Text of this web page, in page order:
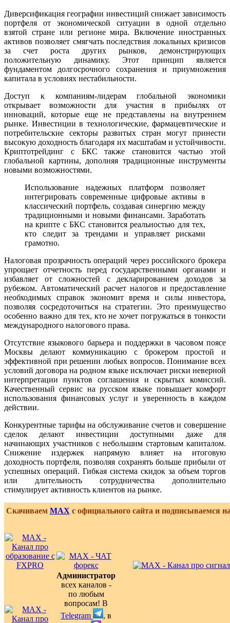
Диверсификация географии инвестиций снижает зависимость
портфеля от экономической ситуации в одной отдельно
взятой стране или регионе мира. Включение иностранных
активов позволяет смягчать последствия локальных кризисов
за счет роста других рынков, демонстрирующих
положительную динамику. Этот принцип является
фундаментом долгосрочного сохранения и приумножения
капитала в условиях нестабильности.
Доступ к компаниям-лидерам глобальной экономики
открывает возможности для участия в прибылях от
инноваций, которые еще не представлены на внутреннем
рынке. Инвестиции в технологические, фармацевтические и
потребительские секторы развитых стран могут принести
высокую доходность благодаря их масштабам и устойчивости.
Криптотрейдинг с БКС также становится частью этой
глобальной картины, дополняя традиционные инструменты
новыми возможностями.
Использование надежных платформ позволяет
интегрировать современные цифровые активы в
классический портфель, создавая синергию между
традиционными и новыми финансами. Заработать
на крипте с БКС становится реальностью для тех,
кто следит за трендами и управляет рисками
грамотно.
Налоговая прозрачность операций через российского брокера
упрощает отчетность перед государственными органами и
избавляет от сложностей с декларированием доходов за
рубежом. Автоматический расчет налогов и предоставление
необходимых справок экономит время и силы инвестора,
позволяя сосредоточиться на стратегии. Это преимущество
особенно важно для тех, кто не хочет погружаться в тонкости
международного налогового права.
Отсутствие языкового барьера и поддержки в часовом поясе
Москвы делают коммуникацию с брокером простой и
эффективной при решении любых вопросов. Понимание всех
условий договора на родном языке исключает риски неверной
интерпретации пунктов соглашения и скрытых комиссий.
Качественный сервис на русском языке повышает комфорт
использования финансовых услуг и уверенность в каждом
действии.
Конкурентные тарифы на обслуживание счетов и совершение
сделок делают инвестиции доступными даже для
начинающих участников с небольшим стартовым капиталом.
Снижение издержек напрямую влияет на итоговую
доходность портфеля, позволяя сохранять больше прибыли от
успешных операций. Гибкая система скидок за объем торгов
или длительность сотрудничества дополнительно
стимулирует активность клиентов на рынке.
Скачиваем MAX с официального сайта и подписываемся
Администратор
всех каналов -
по любым
вопросам! В
Telegram
, в